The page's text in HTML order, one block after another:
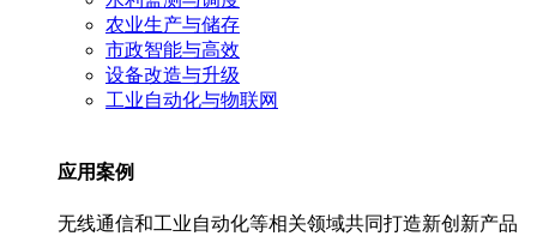
农业生产与储存
市政智能与高效
设备改造与升级
工业自动化与物联网
应用案例
无线通信和工业自动化等相关领域共同打造新创新产品